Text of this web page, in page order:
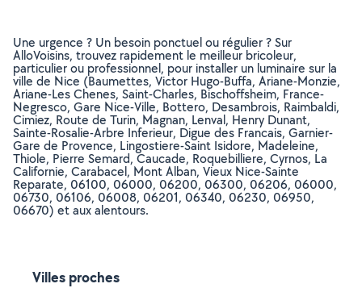
Une urgence ? Un besoin ponctuel ou régulier ? Sur
AlloVoisins, trouvez rapidement le meilleur bricoleur,
particulier ou professionnel, pour installer un luminaire sur la
ville de Nice (Baumettes, Victor Hugo-Buffa, Ariane-Monzie,
Ariane-Les Chenes, Saint-Charles, Bischoffsheim, France-
Negresco, Gare Nice-Ville, Bottero, Desambrois, Raimbaldi,
Cimiez, Route de Turin, Magnan, Lenval, Henry Dunant,
Sainte-Rosalie-Arbre Inferieur, Digue des Francais, Garnier-
Gare de Provence, Lingostiere-Saint Isidore, Madeleine,
Thiole, Pierre Semard, Caucade, Roquebilliere, Cyrnos, La
Californie, Carabacel, Mont Alban, Vieux Nice-Sainte
Reparate, 06100, 06000, 06200, 06300, 06206, 06000,
06730, 06106, 06008, 06201, 06340, 06230, 06950,
06670) et aux alentours.
Villes proches